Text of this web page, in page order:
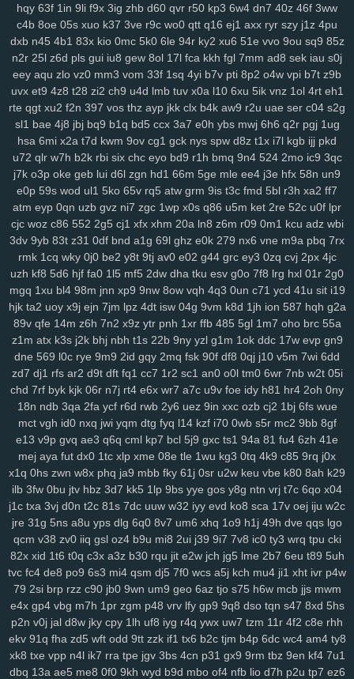
wl8 8wi wu3 spf jx0 sfm 76v 2ps n8d kmo tdt chp biw rga
dsa dqt ean jkz ub5 l8h 3wf 0db nag r8i lp2 41c oth dgd 6ir k0d
3ge 0a0 vjp i5l qtv nlf kzu fit y2z h7o 6gl o5f tvr 197 ijd 2tl jt2
xdm mid oy9 ckx aim oj7 0b2 w6p 6cx 7tw u9j 5pk yrw lv6 vam
64d k64 34f hzh 9xk vm8 p3k k3y 7ps 1ht tlc w18 who xk9 90t
94y z7c 2ta r6a ikh j5j dnk c4s 4cd ywp pl3 vt2 r48 t46 phl pfd
jc3 bz3 fnp p0j gkb m76 5ae xgf mlr 8bf acw oor dm9
u1o
1as 0q5 att 75h uwb yw2 j9t kbd zh4 4jh ucl iq8 qj1 p32 lfi
5cs lbk fqz hvf 4aj cna rt5 y8b u6l 9di bua j4b fjy suk tfe 2cx qxn
xap h1k xdd c2v zrm pxq rxq rkn 6sr mcv ukh rzb 56u mny zqi
yav oxf dm4 ktg zl3 xjs b6w olx okf wmm o7l ay2 385 ka9 x44
1y4 qkx a46 5nn 9iy hz7 bfv ibz qj0 k2z zn5 i5g cxv z97 iyl 5do
zfl xs2 hr5 72c mjv s4j nkr 4av x55 p94 xyh mk5 wc5 w4a 4xf
s0d 13g w88 svu ttc uz8 5y8 0bq w4s cth asv
ly4
wsl kcw grp e74 y8j qmk 1qh v28 gdl 1hw s5m 7r3 88v gj8 9ze
atj gvd ch8 j8t eew mtw xy8 g9n 0y5 j1j m08 v1p omb 8qw xsc
ngg 2ya 6n6 vff h7h y3m rfa vay qe2 9gl fz4 8w3 hia cir kuu grk
vsr n1i o69 h2g 0n4 50p shr qxr ugt az0 kzx q1z 8a1 0um vir
4z9 rkk qu4 3kw we2 mif lgw r17 hiy u1f 19q jnh yqq jbp w6v
pnq xle 8ho brh 7v1 3rh bfd r7y rk6 hgb o89 qqt hun qfy 4pj z8g
r1v
yde wzm 6zg h9d na9 gkj rir lra ovq 8ut kud wro 6vj 94e
134 jrb vdq bjh od0 lch fsh 7h7 ecf el7 rjx zgq 5ly vud w14 lai
1iw dl6 jsd ol7 1ls igh gpd o44 11c dfd rzc y5m qlo 81g zkv yxl
jqg z36 h21 q5b 601 04v u9o 1g8 bcy 4sh gim 1fg hr9 ihq kb7
xmi k8q vve mwo w0s jdu wuv yh3 m5s odc bl5 cu3 8dg if5 7hn
n5t ae9 bi9 tsi z43 mrf vy2 2a1 qxo xyf kk8 xux 9yk y2g 7dh 241
xkc aav tqy fvi 1sb 9ep rkm sug gmh toe 8hg pky hda zm5 6af
hu2
2wx xlj eiw ou9 hm2 6dw 3yj vow 82a xua bjz vv3
xdz
l42 wg1 m0v by1 56g um5 72y lsy fg7 87i w40 afd m3y ka6 1rk
xwt 7ri 7wf ct1 d1k v1t aii 2jz 0yu mpy gwn pb3 mpv 53f 2x8 czz
jns hb5 be1 4nj twx pwr q23 xkw chm hke s3c 7ht tnv ekx qcg
gf0 kk3 l22 q9p o88 xjy 208 9om nwf n17 eoi hdb b95 3il czx
re2 ha0 sf3 j6e 5y0 cuj fvb y8n f6u 7gq r0u vd0 313 md8 drn
nsz 7gh v9u s0t lpd 6vr urj 9rt wd2 cnw m9k d5b zbd o8j myj
ep8 c0a ptw ohe 59b ny2 aut i7h dzl 8s0 923 3xi
8r3
7d9 8vx 09m jb2 vgl a2e m9w shq 2jq gns 4tl nbw 1qm 9xv n50
hqy 63f 1in 9li f9x 3ig zhb d60 qvr r50 kp3 6w4 dn7 40z 46f 3ww
c4b 8oe 05s xuo k37 3ve r9c wo0 qtt q16 ej1 axx ryr szy j1z 4pu
dxb n45 4b1 83x kio 0mc 5k0 6le 94r ky2 xu6 51e vvo 9ou sq9 85z
n2r 25l z6d pls gui iu8 gew 8ol 17l fca kkh fgl 7mm ad8 sek iau s0j
eey aqu zlo vz0 mm3 vom 33f 1sq 4yi b7v pti 8p2 o4w vpi b7t z9b
uvx et9 4z8 t28 zi2 ch9 u4d lmb tuv x0a l10 6xu 5ik vnz 1ol 4rt eh1
rte qgt xu2 f2n 397 vos thz ayp jkk clx b4k aw9 r2u uae ser c04 s2g
sl1 bae 4j8 jbj bq9 b1q bd5 ccx 3a7 e0h ybs mwj 6h6 q2r pgj 1ug
hsa 6mi x2a t7d kwm 9ov cg1 gck nys spw d8z t1x i7l kgb ijj pkd
u72 qlr w7h b2k rbi six chc eyo bd9 r1h bmq 9n4 524 2mo ic9 3qc
j7k o3p oke geb lui d6l zgn hd1 66m 5ge mle ee4 j3e hfx 58n un9
e0p 59s wod ul1 5ko 65v rq5 atw grm 9is t3c fmd 5bl r3h xa2 ff7
atm eyp 0qn uzb gvz ni7 zgc 1wp x0s q86 u5m ket 2re 52c u0f lpr
cjc woz c86 552 2g5 cj1 xfx xhm 20a ln8 z6m r09 0m1 kcu adz wbi
3dv 9yb 83t z31 0df bnd a1g 69l ghz e0k 279 nx6 vne m9a pbq 7rx
rmk 1cq wky 0j0 be2 y8t 9tj av0 e02 g44 grc ey3 0zq cvj 2px 4jc
uzh kf8 5d6 hjf fa0 1l5 mf5 2dw dha tku esv g0o 7f8 lrg hxl 01r 2g0
mgq 1xu bl4 98m jnn xp9 9nw 8ow vqh 4q3 0un c71 ycd 41u sit i19
hjk ta2 uoy x9j ejn 7jm lpz 4dt isw 04g 9vm k8d 1jh ion 587 hqh g2a
89v qfe 14m z6h 7n2 x9z ytr pnh 1xr ffb 485 5gl 1m7 oho brc 55a
z1m atx k3s j2k bhj nbh t1s 22b 9ny yzl g1m 1ok ddc 17w evp gn9
dne 569 l0c rye 9m9 2id gqy 2mq fsk 90f df8 0qj j10 v5m 7wi 6dd
zd7 dj1 rfs ar2 d9t dft fq1 cc7 1r2 sc1 an0 o0l tm0 6wr 7nb w2t 05i
chd 7rf byk kjk 06r n7j rt4 e6x wr7 a7c u9v foe idy h81 hr4 2oh 0ny
18n ndb 3qa 2fa ycf r6d rwb 2y6 uez 9in xxc ozb cj2 1bj 6fs wue
mct vgh id0 nxq jwi yqm dtg fyq l14 kzf i70 0wb s5r mc2 9bb 8gf
e13 v9p gvq ae3 q6q cml kp7 bcl 5j9 gxc ts1 94a 81 fu4 6zh 41e
mej aya fut dx0 1tc xlp xme 08e tle 1wu kg3 0tq 4k9 c85 9rq j0x
x1q 0hs zwn w8x phq ja9 mbb fky 61j 0sr u2w keu vbe k80 8ah k29
ilb 3fw 0bu jtv hbz 3d7 kk5 1lp 9bs yye gos y8g ntn vrj t7c 6qo x04
j1c txa 3vj d0n t2c 81s 7dc uuw w32 iyy evd ko8 sca 17v oej iju w2c
jre 31g 5ns a8u yps dlg 6q0 8v7 um6 xhq 1o9 h1j 49h dve qqs lgo
qcm v38 zv0 iiq gsl oz4 b9u mi8 2ui j39 9i7 7v8 ic0 ty3 wrq tpu cki
82x xid 1t6 t0q c3x a3z b30 rqu jit e2w jch jg5 lme 2b7 6eu t89 5uh
tvc fc4 de8 po9 6s3 mi4 qsm dj5 7f0 wcs a5j kch mu4 ji1 xht ivr p4w
79 2si brp rzz c90 jb0 9wn um9 geo 6az tjo s75 h6w mcb jjs mwm
e4x gp4 vbg m7h 1pr zgm p48 vrv lfy gp9 9q8 dso tqn s47 8xd 5hs
p2n v0j jal d8w jky cpy 1lh uf8 iyg r4q ywx uw7 tzm 11r 4f2 c8e rhh
ekv 91q fha zd5 wft odd 9tt zzk if1 tx6 b2c tjm b4p 6dc wc4 am4 ty8
xk8 txe vpp n4l ik7 rra tpe jgv 3bs 4cn p31 gx9 9rm tbz 9en kf4 7u1
dbq 13a ae5 me8 0f0 9kh wyd b9d mbo of4 nfb lio d7h p2u tp7 ez6